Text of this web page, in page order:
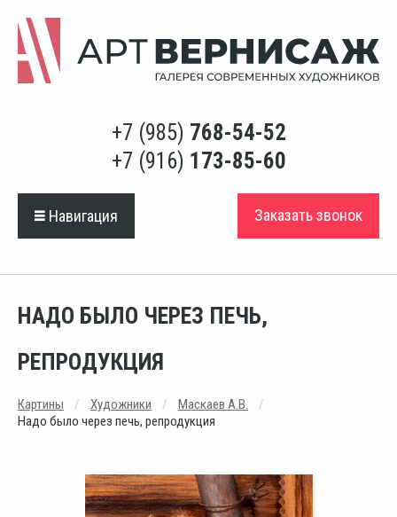
+7 (985) 768-54-52
+7 (916) 173-85-60
Навигация Заказать звонок
НАДО БЫЛО ЧЕРЕЗ ПЕЧЬ,
РЕПРОДУКЦИЯ
Картины Художники
Маскаев А.В.
Надо было через печь, репродукция